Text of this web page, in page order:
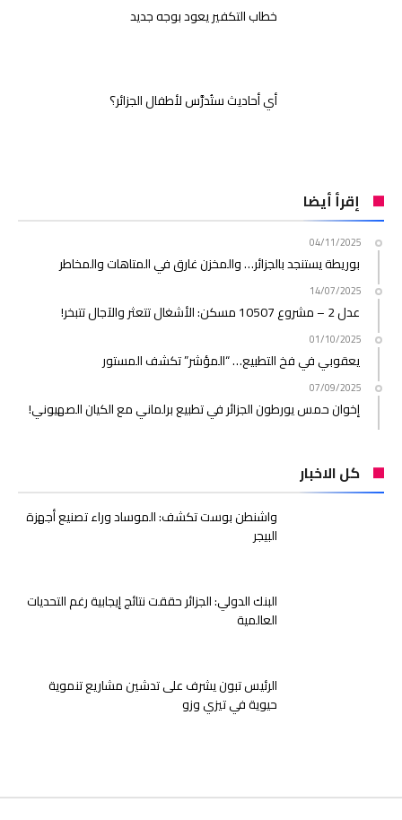
خطاب التكفير يعود بوجه جديد
أي أحاديث ستُدرَّس لأطفال الجزائر؟
إقرأ أيضا
04/11/2025
بوريطة يستنجد بالجزائر… والمخزن غارق في المتاهات والمخاطر
14/07/2025
عدل 2 – مشروع 10507 مسكن: الأشغال تتعثر والآجال تتبخر!
01/10/2025
يعقوبي في فخ التطبيع… “المؤشر” تكشف المستور
07/09/2025
إخوان حمس يورطون الجزائر في تطبيع برلماني مع الكيان الصهيوني!
كل الاخبار
واشنطن بوست تكشف: الموساد وراء تصنيع أجهزة
البيجر
البنك الدولي: الجزائر حققت نتائج إيجابية رغم التحديات
العالمية
الرئيس تبون يشرف على تدشين مشاريع تنموية
حيوية في تيزي وزو